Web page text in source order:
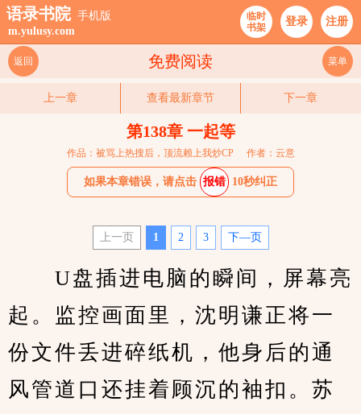
语录书院 手机版
m.yulusy.com
临时
书架
登录 注册
免费阅读
返回 菜单
上一章 查看最新章节 下一章
第138章 一起等
作品：被骂上热搜后，顶流赖上我炒CP 作者：云意
如果本章错误，请点击 报错 10秒纠正
上一页 1 2 3 下—页
U盘插进电脑的瞬间，屏幕亮
起。监控画面里，沈明谦正将一
份文件丢进碎纸机，他身后的通
风管道口还挂着顾沉的袖扣。苏